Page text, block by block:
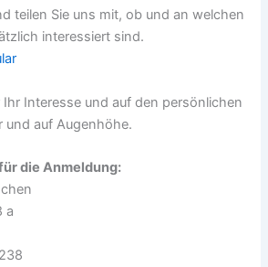
teilen Sie uns mit, ob und an welchen
interessiert sind.
Interesse und auf den persönlichen
und auf Augenhöhe.
die Anmeldung:
a